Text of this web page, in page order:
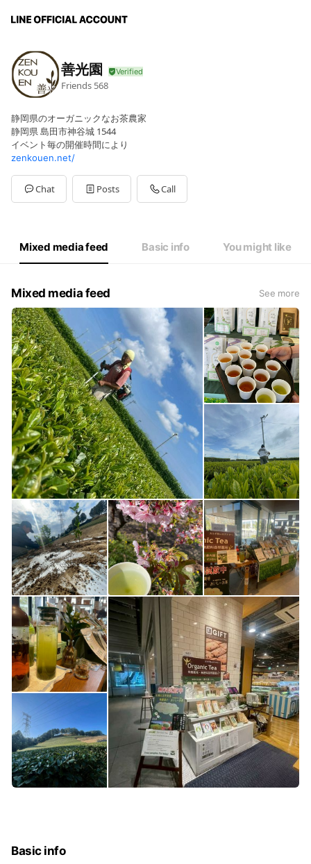
善光園
Friends 568
静岡県のオーガニックなお茶農家
静岡県 島田市神谷城 1544
イベント毎の開催時間により
zenkouen.net/
Chat Posts Call
Mixed media feed Basic info You might like
Mixed media feed See more
Basic info